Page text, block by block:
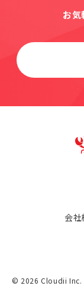
お気
© 2026 Cloudii Inc.
会